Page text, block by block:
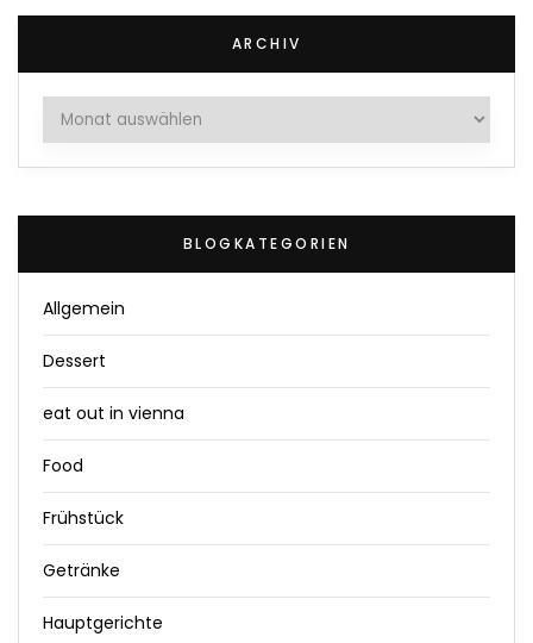
ARCHIV
Archiv
BLOGKATEGORIEN
Allgemein
Dessert
eat out in vienna
Food
Frühstück
Getränke
Hauptgerichte